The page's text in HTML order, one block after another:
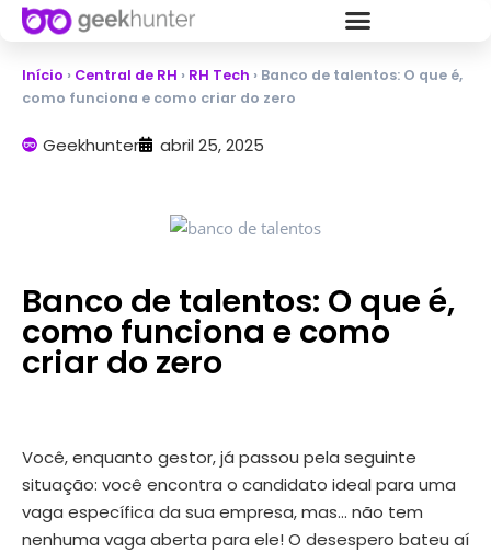
Início › Central de RH › RH Tech › Banco de talentos: O que é,
como funciona e como criar do zero
Geekhunter abril 25, 2025
Banco de talentos: O que é,
como funciona e como
criar do zero
Você, enquanto gestor, já passou pela seguinte
situação: você encontra o candidato ideal para uma
vaga específica da sua empresa, mas… não tem
nenhuma vaga aberta para ele! O desespero bateu aí